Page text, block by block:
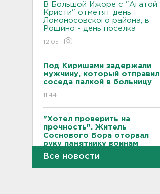
В Большой Ижоре с "Агатой
Кристи" отметят день
Ломоносовского района, в
Рощино - день поселка
12:05
Под Киришами задержали
мужчину, который отправил
соседа палкой в больницу
11:44
"Хотел проверить на
прочность". Житель
Соснового Бора оторвал
руку памятнику воинам
11:15
Все новости